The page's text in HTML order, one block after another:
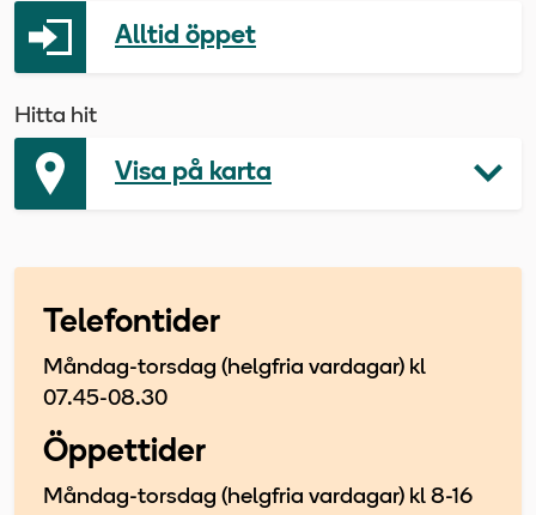
Alltid öppet
Hitta hit
Visa på karta
Telefontider
Måndag-torsdag (helgfria vardagar) kl
07.45-08.30
Öppettider
Måndag-torsdag (helgfria vardagar) kl 8-16